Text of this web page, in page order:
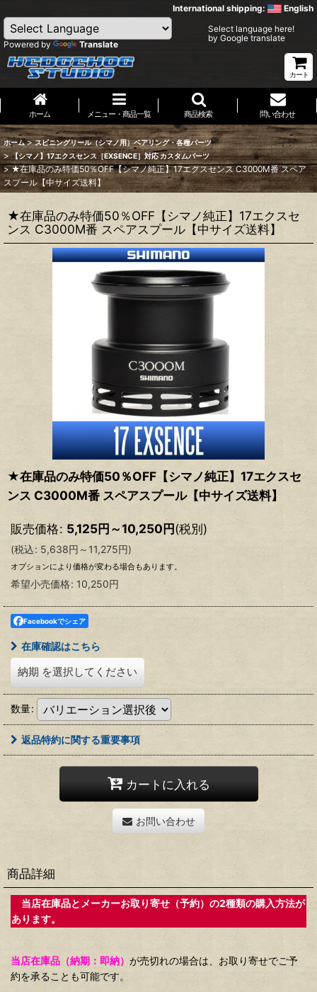
International shipping: English
Powered by Translate
Select language here!
by Google translate
カート
ホーム メニュー・商品一覧 商品検索 問い合わせ
ホーム > スピニングリール（シマノ用）ベアリング・各種パーツ
> 【シマノ】17エクスセンス［EXSENCE］対応 カスタムパーツ
> ★在庫品のみ特価50％OFF【シマノ純正】17エクスセンス C3000M番 スペア
スプール【中サイズ送料】
★在庫品のみ特価50％OFF【シマノ純正】17エクスセ
ンス C3000M番 スペアスプール【中サイズ送料】
★在庫品のみ特価50％OFF【シマノ純正】17エクスセ
ンス C3000M番 スペアスプール【中サイズ送料】
販売価格: 5,125円～10,250円(税別)
(税込: 5,638円 ～11,275円)
オプションにより価格が変わる場合もあります。
希望小売価格: 10,250円
Facebookでシェア
在庫確認はこちら
納期 を選択してください
数量:
返品特約に関する重要事項
カートに入れる
お問い合わせ
商品詳細
当店在庫品とメーカーお取り寄せ（予約）の2種類の購入方法が
あります。
当店在庫品（納期：即納） が売切れの場合は、お取り寄せでご予
約を承ることも可能です。